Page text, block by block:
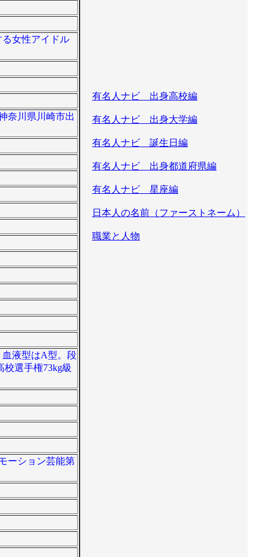
女性アイドル
奈川県川崎市出
血液型はA型。段
選手権73kg級
ーション芸能第
有名人ナビ 出身高校編
有名人ナビ 出身大学編
有名人ナビ 誕生日編
有名人ナビ 出身都道府県編
有名人ナビ 星座編
日本人の名前（ファーストネーム）
職業と人物